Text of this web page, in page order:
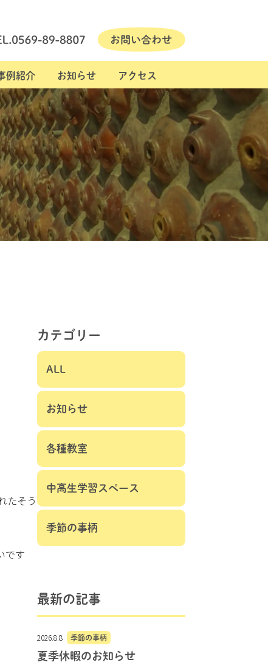
例紹介 お知らせ アクセス
たそう
です
カテゴリー
ALL
お知らせ
各種教室
中高生学習スペース
季節の事柄
最新の記事
2026.8.8 季節の事柄
夏季休暇のお知らせ